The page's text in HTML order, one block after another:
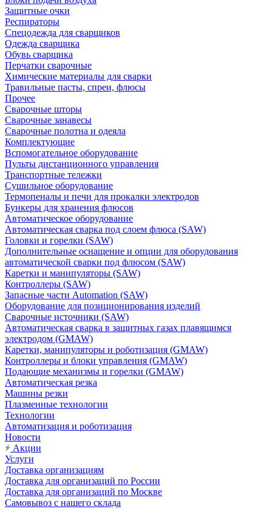
Защитные очки
Респираторы
Спецодежда для сварщиков
Одежда сварщика
Обувь сварщика
Перчатки сварочные
Химические материалы для сварки
Травильные пасты, спреи, флюсы
Прочее
Сварочные шторы
Сварочные занавесы
Сварочные полотна и одеяла
Комплектующие
Вспомогательное оборудование
Пульты дистанционного управления
Транспортные тележки
Сушильное оборудование
Термопеналы и печи для прокалки электродов
Бункеры для хранения флюсов
Автоматическое оборудование
Автоматическая сварка под слоем флюса (SAW)
Головки и горелки (SAW)
Дополнительные оснащение и опции для оборудования
автоматической сварки под флюсом (SAW)
Каретки и манипуляторы (SAW)
Контроллеры (SAW)
Запасные части Automation (SAW)
Оборудование для позиционирования изделий
Сварочные источники (SAW)
Автоматическая сварка в защитных газах плавящимся
электродом (GMAW)
Каретки, манипуляторы и роботизация (GMAW)
Контроллеры и блоки управления (GMAW)
Подающие механизмы и горелки (GMAW)
Автоматическая резка
Машины резки
Плазменные технологии
Технологии
Автоматизация и роботизация
Новости
Акции
Услуги
Доставка организациям
Доставка для организаций по России
Доставка для организаций по Москве
Самовывоз с нашего склада